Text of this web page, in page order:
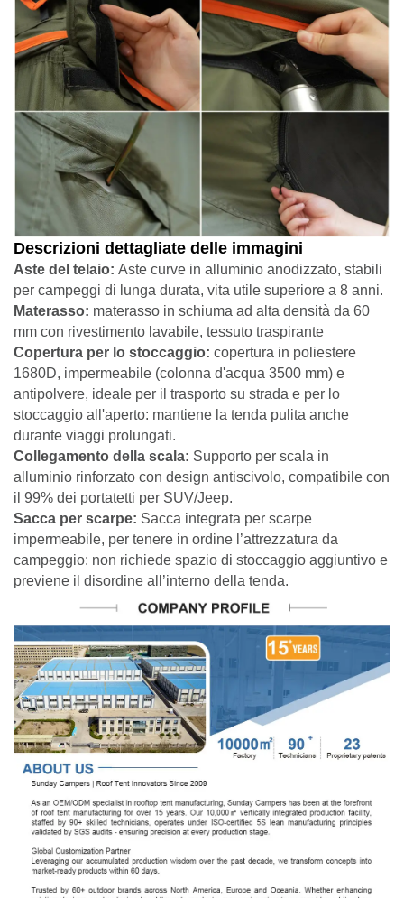
Descrizioni dettagliate delle immagini
Aste del telaio: Aste curve in alluminio anodizzato, stabili
per campeggi di lunga durata, vita utile superiore a 8 anni.
Materasso: materasso in schiuma ad alta densità da 60
mm con rivestimento lavabile, tessuto traspirante
Copertura per lo stoccaggio: copertura in poliestere
1680D, impermeabile (colonna d'acqua 3500 mm) e
antipolvere, ideale per il trasporto su strada e per lo
stoccaggio all'aperto: mantiene la tenda pulita anche
durante viaggi prolungati.
Collegamento della scala: Supporto per scala in
alluminio rinforzato con design antiscivolo, compatibile con
il 99% dei portatetti per SUV/Jeep.
Sacca per scarpe: Sacca integrata per scarpe
impermeabile, per tenere in ordine l’attrezzatura da
campeggio: non richiede spazio di stoccaggio aggiuntivo e
previene il disordine all’interno della tenda.